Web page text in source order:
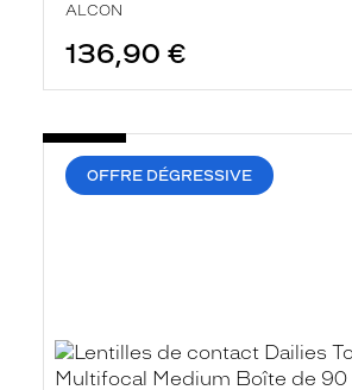
ALCON
136,90 €
OFFRE DÉGRESSIVE